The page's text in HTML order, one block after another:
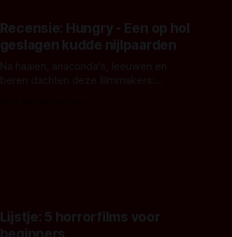
Recensie: Hungry - Een op hol
geslagen kudde nijlpaarden
Na haaien, anaconda's, leeuwen en
beren dachten deze filmmakers:
Lijstje: 5 horrorfilms voor